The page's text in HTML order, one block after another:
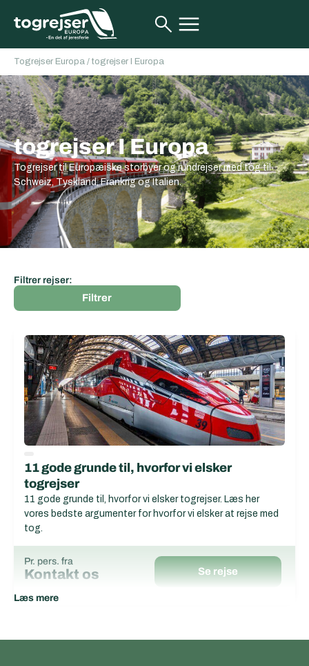
Togrejser Europa / togrejser I Europa
togrejser I Europa
Togrejser til Europæiske storbyer og rundrejser med tog til
Schweiz, Tyskland, Frankrig og Italien.
Filtrer rejser:
Filtrer
11 gode grunde til, hvorfor vi elsker
togrejser
11 gode grunde til, hvorfor vi elsker togrejser. Læs her
vores bedste argumenter for hvorfor vi elsker at rejse med
tog.
Pr. pers. fra
Kontakt os Se rejse
Læs mere